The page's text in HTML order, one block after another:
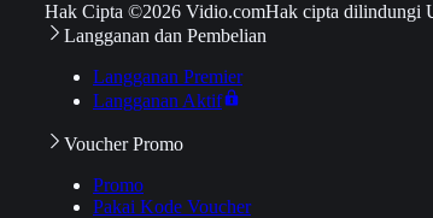
Hak Cipta ©2026 Vidio.comHak cipta dilindungi
Langganan dan Pembelian
Langganan Premier
Langganan Aktif
Voucher Promo
Promo
Pakai Kode Voucher